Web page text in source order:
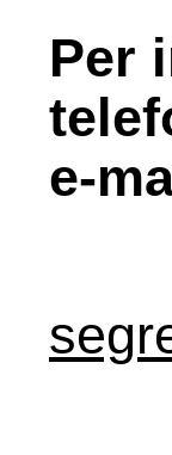
Per
e-